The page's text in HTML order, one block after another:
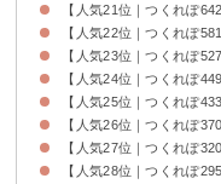
【人気21位｜つくれぽ
【人気22位｜つくれぽ
【人気23位｜つくれぽ
【人気24位｜つくれぽ
【人気25位｜つくれぽ
【人気26位｜つくれぽ
【人気27位｜つくれぽ
【人気28位｜つくれぽ